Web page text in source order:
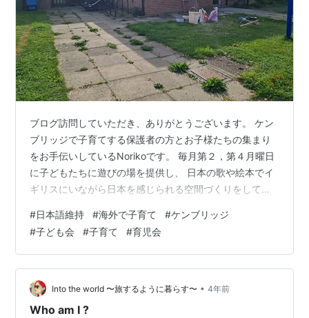
ブログ訪問していただき、ありがとうございます。 ケン
ブリッジで子育てする保護者の方とお子様たちの集まり
をお手伝いしているNorikoです。 毎月第２，第４月曜日
に子どもたちに遊びの場を提供し、 日本の歌や絵本でイ
ギリスにいながら日本を感じられる空間づくりをしてい
イギリスの公立学校は日本の夏休みとほぼ同じく、 7月
下旬から8月末までが夏休みです。 （最近では日本の夏
休みは少し短くなっているみたいですね。） 今まで来て
くれていたお友達もこの9月から学校に通うという子も
何人かいました。人数が減るのかなとも思っていました
が、 この日もたくさんの…
#日本語維持 #海外で子育て #ケンブリッジ
#子ども会 #子育て #育児会
Into the world 〜旅するように暮らす〜 • 4年前
Who am I ?